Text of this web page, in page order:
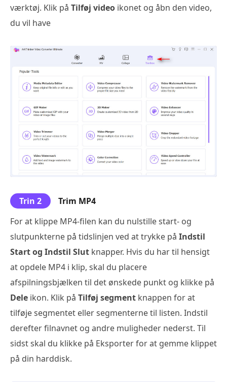
værktøj. Klik på Tilføj video ikonet og åbn den video,
du vil have
Trin 2
Trim MP4
For at klippe MP4-filen kan du nulstille start- og
slutpunkterne på tidslinjen ved at trykke på Indstil
Start og Indstil Slut knapper. Hvis du har til hensigt
at opdele MP4 i klip, skal du placere
afspilningsbjælken til det ønskede punkt og klikke på
Dele ikon. Klik på Tilføj segment knappen for at
tilføje segmentet eller segmenterne til listen. Indstil
derefter filnavnet og andre muligheder nederst. Til
sidst skal du klikke på Eksporter for at gemme klippet
på din harddisk.